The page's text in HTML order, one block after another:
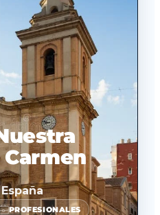
PROFESIONALES